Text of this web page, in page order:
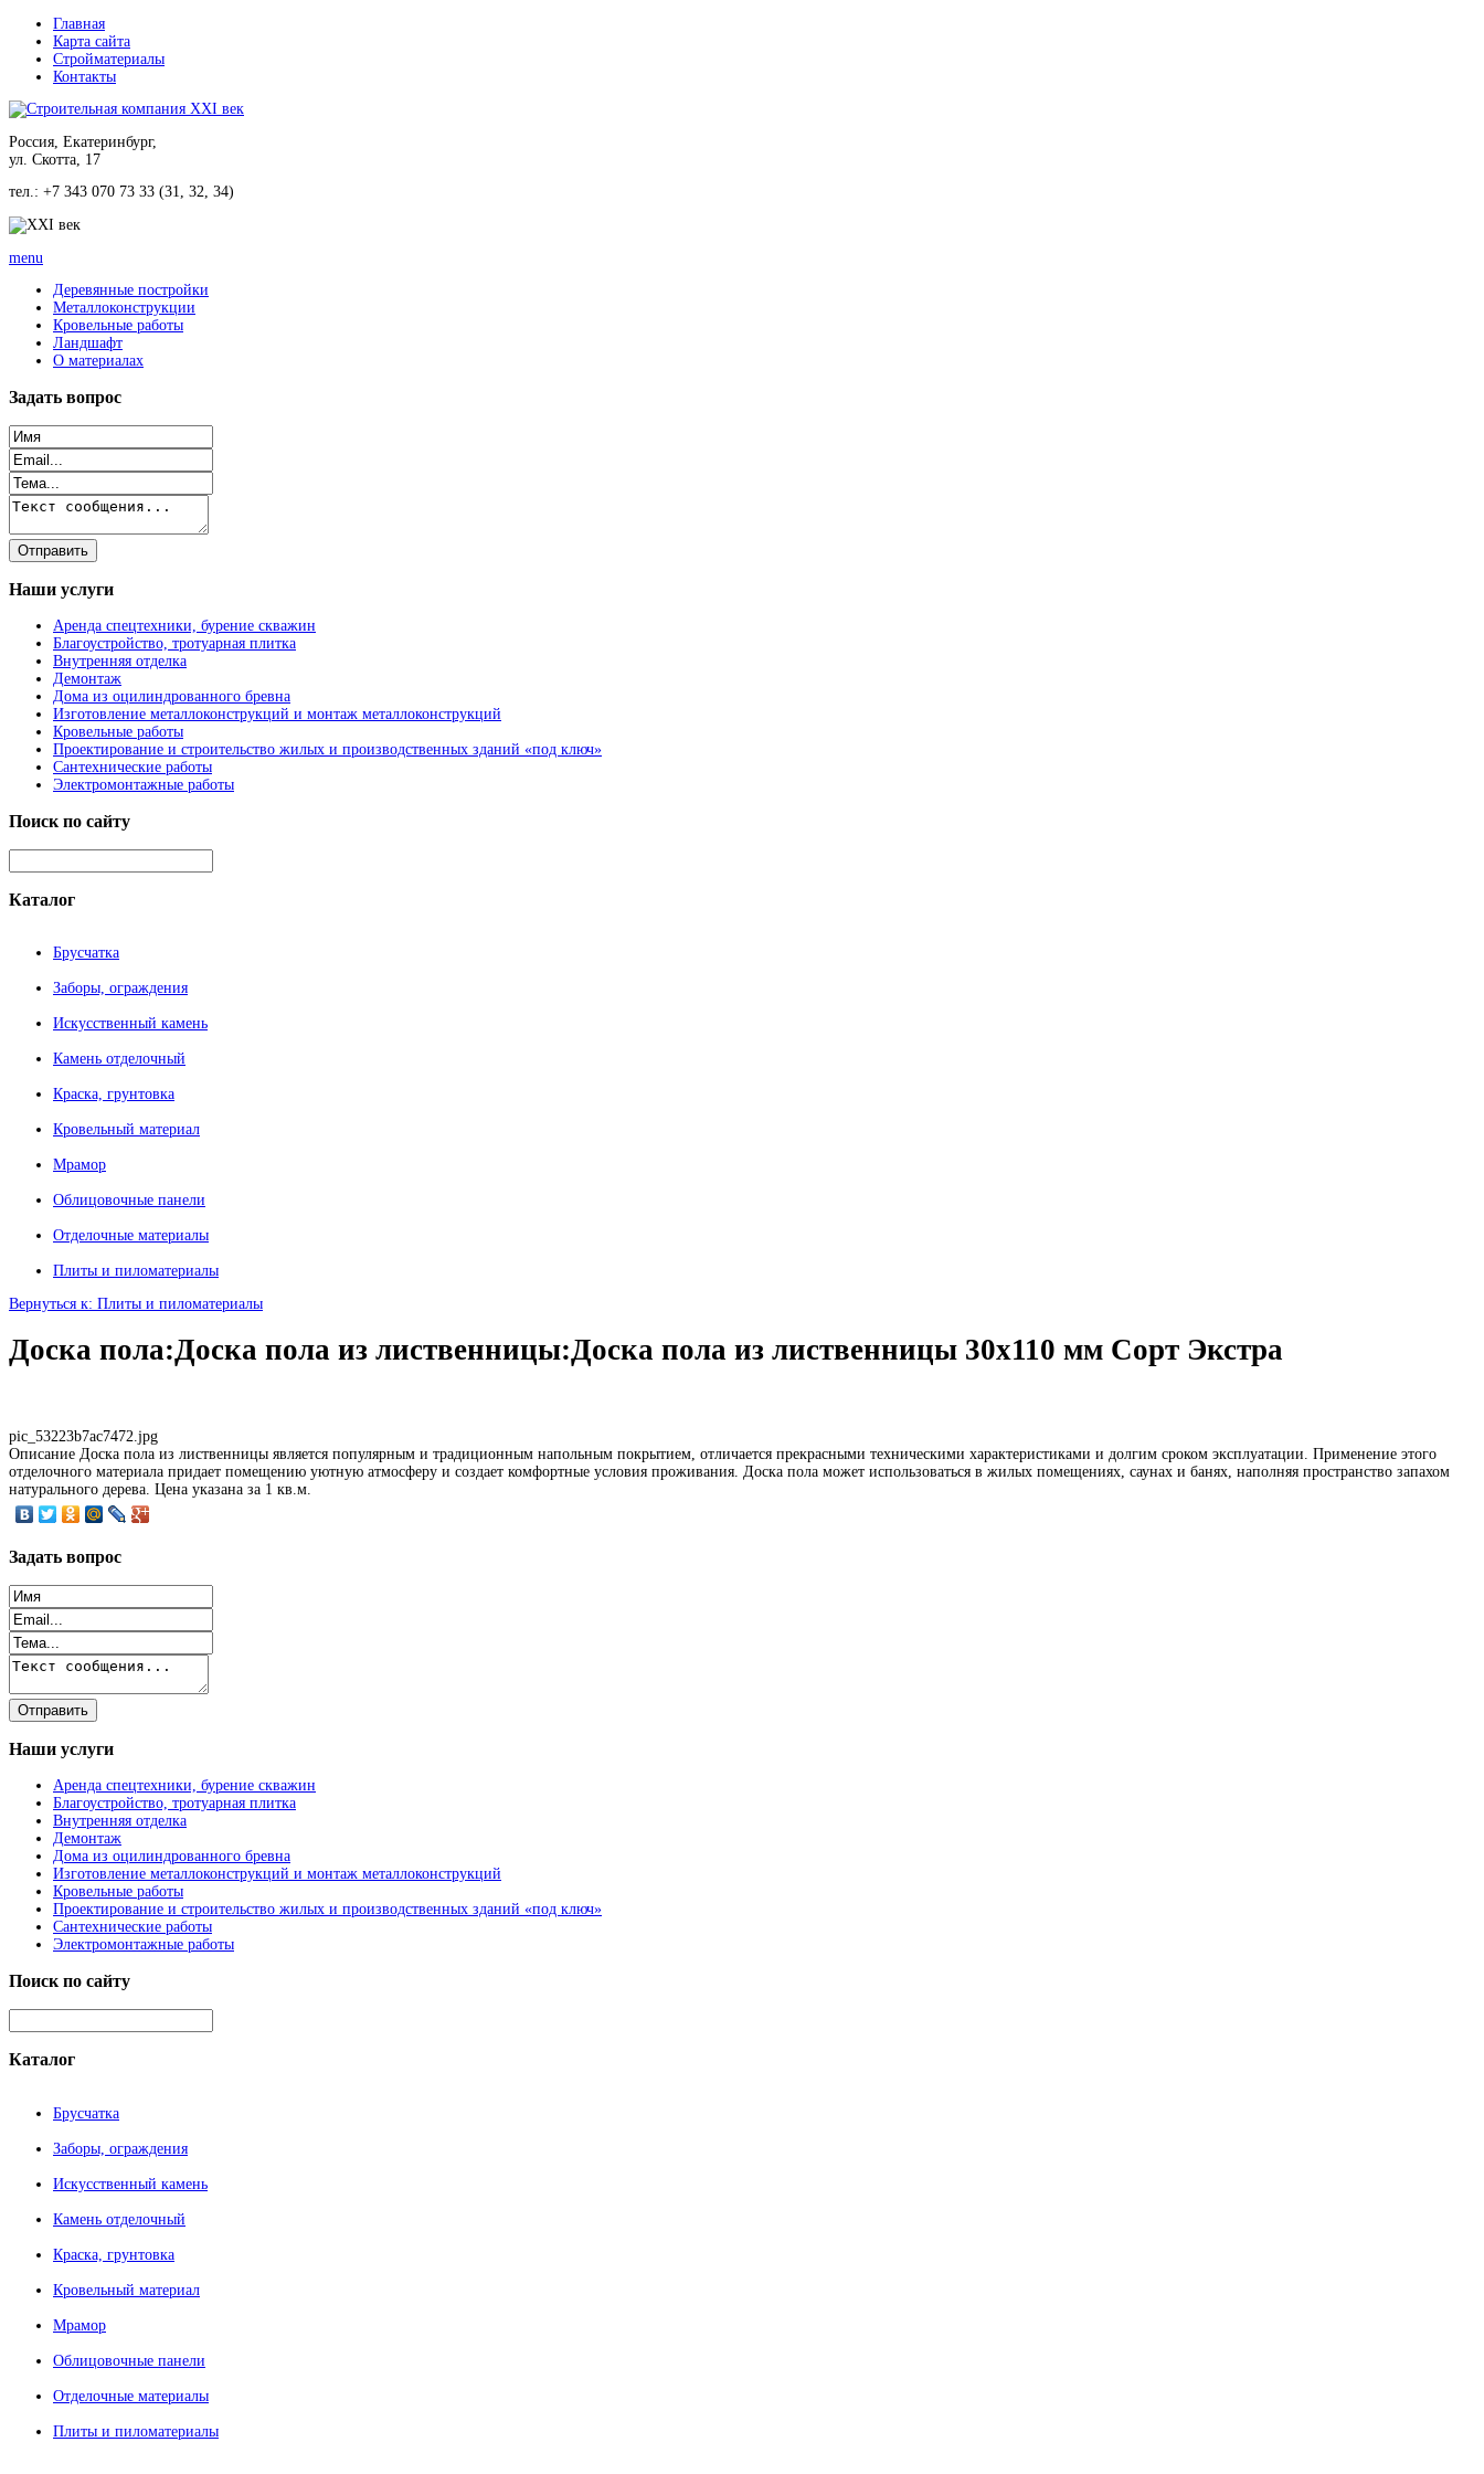
Главная
Карта сайта
Стройматериалы
Контакты
Россия, Екатеринбург,
ул. Скотта, 17
тел.: +7 343 070 73 33 (31, 32, 34)
menu
Деревянные постройки
Металлоконструкции
Кровельные работы
Ландшафт
О материалах
Задать вопрос
Наши услуги
Аренда спецтехники, бурение скважин
Благоустройство, тротуарная плитка
Внутренняя отделка
Демонтаж
Дома из оцилиндрованного бревна
Изготовление металлоконструкций и монтаж металлоконструкций
Кровельные работы
Проектирование и строительство жилых и производственных зданий «под ключ»
Сантехнические работы
Электромонтажные работы
Поиск по сайту
Каталог
Брусчатка
Заборы, ограждения
Искусственный камень
Камень отделочный
Краска, грунтовка
Кровельный материал
Мрамор
Облицовочные панели
Отделочные материалы
Плиты и пиломатериалы
Вернуться к: Плиты и пиломатериалы
Доска пола:Доска пола из лиственницы:Доска пола из лиственницы 30х110 мм Сорт Экстра
pic_53223b7ac7472.jpg
Описание Доска пола из лиственницы является популярным и традиционным напольным покрытием, отличается прекрасными техническими характеристиками и долгим сроком эксплуатации. Применение этого
отделочного материала придает помещению уютную атмосферу и создает комфортные условия проживания. Доска пола может использоваться в жилых помещениях, саунах и банях, наполняя пространство запахом
натурального дерева. Цена указана за 1 кв.м.
Задать вопрос
Наши услуги
Аренда спецтехники, бурение скважин
Благоустройство, тротуарная плитка
Внутренняя отделка
Демонтаж
Дома из оцилиндрованного бревна
Изготовление металлоконструкций и монтаж металлоконструкций
Кровельные работы
Проектирование и строительство жилых и производственных зданий «под ключ»
Сантехнические работы
Электромонтажные работы
Поиск по сайту
Каталог
Брусчатка
Заборы, ограждения
Искусственный камень
Камень отделочный
Краска, грунтовка
Кровельный материал
Мрамор
Облицовочные панели
Отделочные материалы
Плиты и пиломатериалы